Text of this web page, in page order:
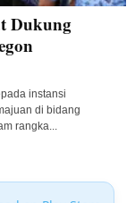
Dukung
instansi
di bidang
rangka...